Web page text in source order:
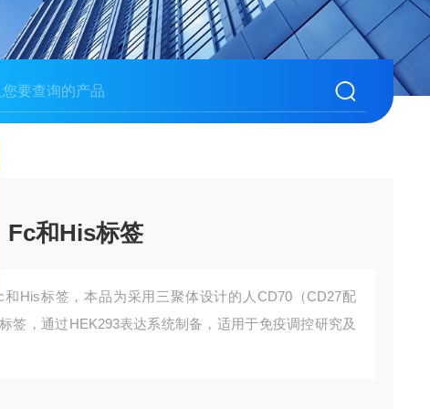
Fc和His标签
和His标签，本品为采用三聚体设计的人CD70（CD27配
签，通过HEK293表达系统制备，适用于免疫调控研究及